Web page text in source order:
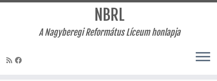
NBRL
A Nagyberegi Református Líceum honlapja